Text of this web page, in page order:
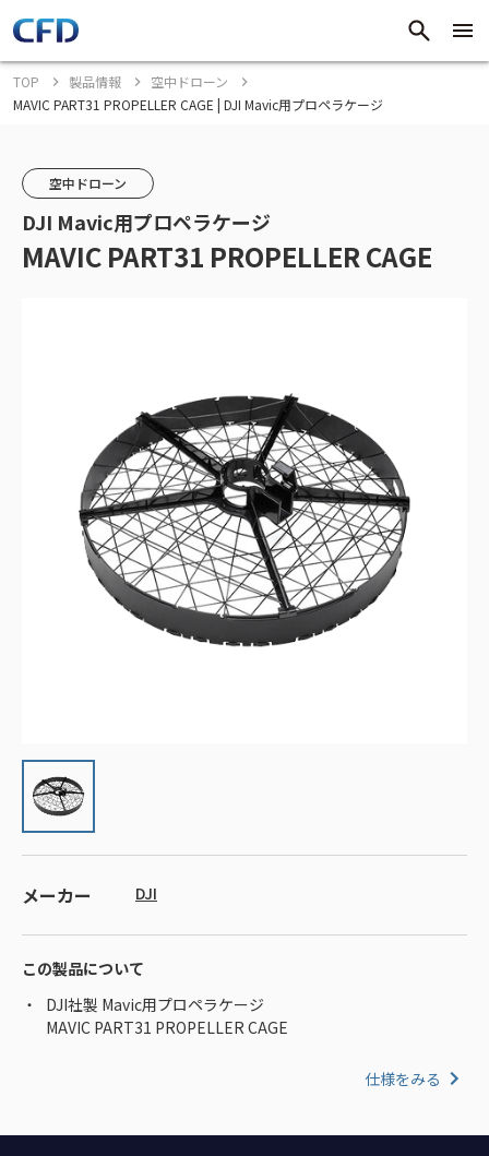
TOP 製品情報
空中ドローン
MAVIC PART31 PROPELLER CAGE | DJI Mavic用プロペラケージ
空中ドローン
DJI Mavic用プロペラケージ
MAVIC PART31 PROPELLER CAGE
メーカー DJI
この製品について
DJI社製 Mavic用プロペラケージ
MAVIC PART31 PROPELLER CAGE
仕様をみる